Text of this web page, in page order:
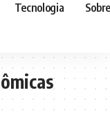
Tecnologia